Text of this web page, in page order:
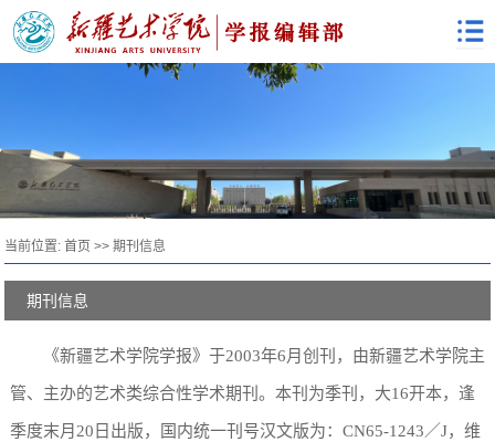
当前位置:首页 >>期刊信息
期刊信息
《新疆艺术学院学报》于2003年6月创刊，由新疆艺术学院主
管、主办的艺术类综合性学术期刊。本刊为季刊，大16开本，逢
季度末月 20 日出版，国内统一刊号汉文版为： CN65-1243／J，维